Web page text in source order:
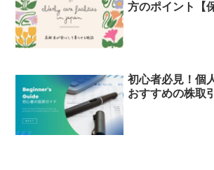
方のポイント【
初心者必見！個
おすすめの株取引